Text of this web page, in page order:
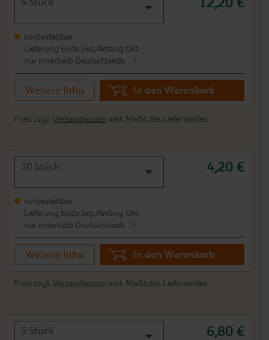
vorbestellbar
Lieferung Ende Sep/Anfang Okt
nur innerhalb Deutschlands
i
Weitere Infos In den Warenkorb
Preis zzgl.Versandkosten inkl. MwSt.des Lieferlandes
10 Stück 4,20 €
vorbestellbar
Lieferung Ende Sep/Anfang Okt
nur innerhalb Deutschlands
i
Weitere Infos In den Warenkorb
Preis zzgl.Versandkosten inkl. MwSt.des Lieferlandes
5 Stück 6,80 €